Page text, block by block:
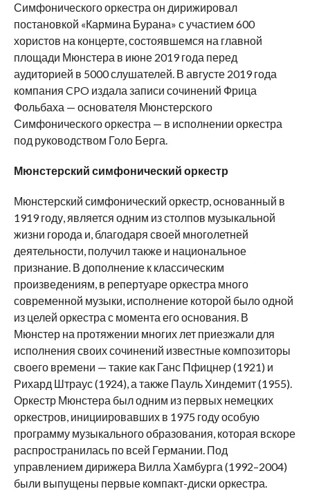
Симфонического оркестра он дирижировал
постановкой «Кармина Бурана» с участием 600
хористов на концерте, состоявшемся на главной
площади Мюнстера в июне 2019 года перед
аудиторией в 5000 слушателей. В августе 2019 года
компания CPO издала записи сочинений Фрица
Фольбаха — основателя Мюнстерского
Симфонического оркестра — в исполнении оркестра
под руководством Голо Берга.
Мюнстерский симфонический оркестр
Мюнстерский симфонический оркестр, основанный в
1919 году, является одним из столпов музыкальной
жизни города и, благодаря своей многолетней
деятельности, получил также и национальное
признание. В дополнение к классическим
произведениям, в репертуаре оркестра много
современной музыки, исполнение которой было одной
из целей оркестра с момента его основания. В
Мюнстер на протяжении многих лет приезжали для
исполнения своих сочинений известные композиторы
своего времени — такие как Ганс Пфицнер (1921) и
Рихард Штраус (1924), а также Пауль Хиндемит (1955).
Оркестр Мюнстера был одним из первых немецких
оркестров, инициировавших в 1975 году особую
программу музыкального образования, которая вскоре
распространилась по всей Германии. Под
управлением дирижера Вилла Хамбурга (1992–2004)
были выпущены первые компакт-диски оркестра.